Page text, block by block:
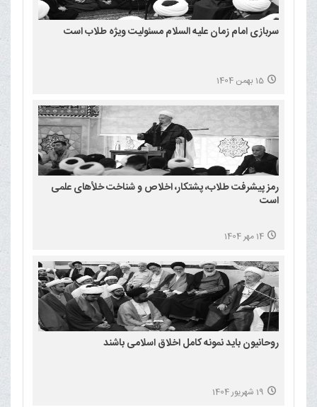
سربازی امام زمان علیه السلام مسئولیت ویژه طلاب است
15 بهمن 1404
رمز پیشرفت طلاب، پشتکار، اخلاص و شناخت خلأهای علمی
است
14 مهر 1404
روحانیون باید نمونه کامل اخلاق اسلامی باشند
19 شهریور 1404